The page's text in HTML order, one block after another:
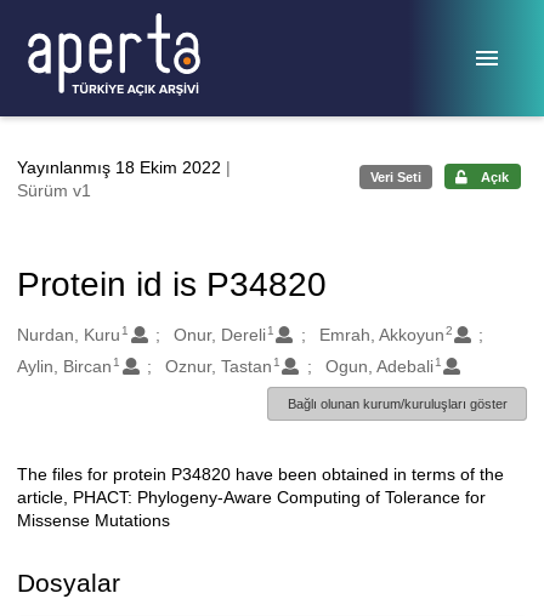
Yayınlanmış 18 Ekim 2022 |
Sürüm v1
Veri Seti Açık
Protein id is P34820
Oluşturanlar
Nurdan, Kuru 1 Onur, Dereli 1 Emrah, Akkoyun2
Aylin, Bircan 1 Oznur, Tastan 1 Ogun, Adebali 1
Bağlı olunan kurum/kuruluşları göster
Açıklama
The files for protein P34820 have been obtained in terms of the
article, PHACT: Phylogeny-Aware Computing of Tolerance for
Missense Mutations
Dosyalar